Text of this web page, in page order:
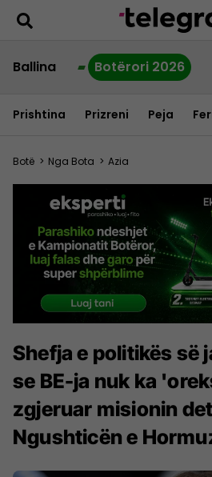
Ballina Botërori 2026
Prishtina Prizreni Peja
Botë > Nga Bota > Azia
Shefja e politikës së
se BE-ja nuk ka
zgjeruar misionin
Ngushticën e